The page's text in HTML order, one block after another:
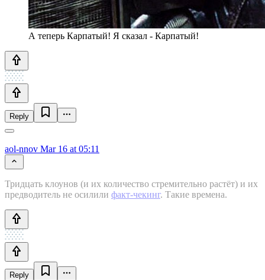
А теперь Карпатый! Я сказал - Карпатый!
Reply
aol-nnov Mar 16 at 05:11
Тридцать клоунов (и их количество стремительно растёт) и их
предводитель не осилили факт-чекинг. Такие времена.
Reply